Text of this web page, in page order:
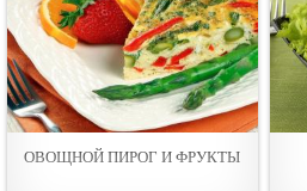
ОВОЩНОЙ ПИРОГ И ФРУКТЫ